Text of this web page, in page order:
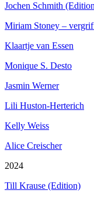
Jochen Schmith
Miriam Stoney –
Klaartje van Essen
Monique S. Desto
Jasmin Werner
Lili Huston-Herterich
Kelly Weiss
Alice Creischer
2024
Till Krause (Edition)